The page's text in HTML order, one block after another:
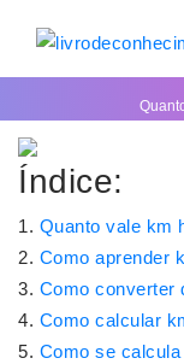
Índice:
Quanto vale km
Como aprender
Como converter
Como calcular
Como se